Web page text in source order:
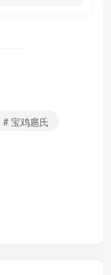
# 宝鸡扈氏